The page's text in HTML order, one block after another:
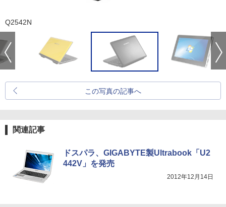
Q2542N
この写真の記事へ
関連記事
ドスパラ、GIGABYTE製Ultrabook「U2
442V」を発売
2012年12月14日